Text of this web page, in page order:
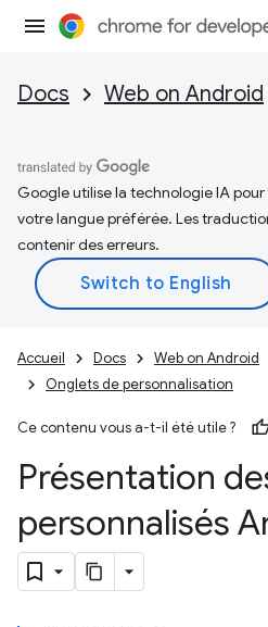
Docs Web on Android
Google utilise la technologie IA
votre langue préférée. Les
contenir des erreurs.
Accueil Docs
Web on Android
Onglets de personnalisation
Ce contenu vous a-t-il été utile ?
Présentation
personnalisés